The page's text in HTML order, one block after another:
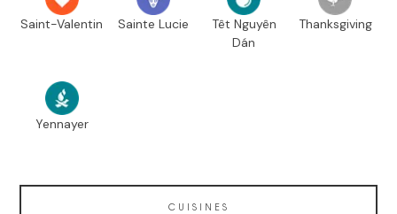
Saint-Valentin Sainte Lucie
Têt Nguyên
Dán
Thanksgiving
Yennayer
CUISINES